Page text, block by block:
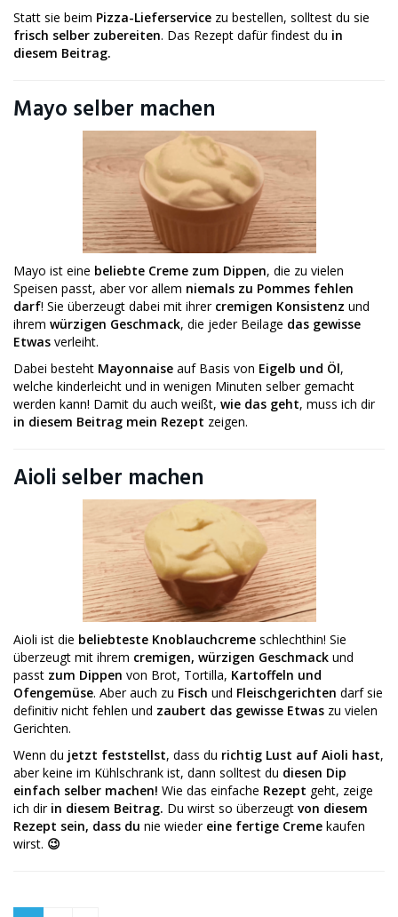
Statt sie beim Pizza-Lieferservice zu bestellen, solltest du sie
frisch selber zubereiten. Das Rezept dafür findest du in
diesem Beitrag.
Mayo selber machen
Mayo ist eine beliebte Creme zum Dippen, die zu vielen
Speisen passt, aber vor allem niemals zu Pommes fehlen
darf! Sie überzeugt dabei mit ihrer cremigen Konsistenz und
ihrem würzigen Geschmack, die jeder Beilage das gewisse
Etwas verleiht.
Dabei besteht Mayonnaise auf Basis von Eigelb und Öl,
welche kinderleicht und in wenigen Minuten selber gemacht
werden kann! Damit du auch weißt, wie das geht, muss ich dir
in diesem Beitrag mein Rezept zeigen.
Aioli selber machen
Aioli ist die beliebteste Knoblauchcreme schlechthin! Sie
überzeugt mit ihrem cremigen, würzigen Geschmack und
passt zum Dippen von Brot, Tortilla, Kartoffeln und
Ofengemüse. Aber auch zu Fisch und Fleischgerichten darf sie
definitiv nicht fehlen und zaubert das gewisse Etwas zu vielen
Gerichten.
Wenn du jetzt feststellst, dass du richtig Lust auf Aioli hast,
aber keine im Kühlschrank ist, dann solltest du diesen Dip
einfach selber machen! Wie das einfache Rezept geht, zeige
ich dir in diesem Beitrag. Du wirst so überzeugt von diesem
Rezept sein, dass du nie wieder eine fertige Creme kaufen
wirst. 😉